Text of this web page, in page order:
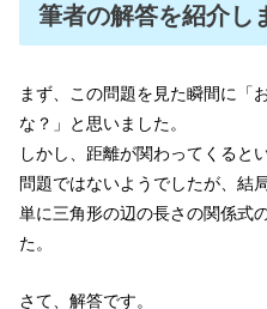
筆者の解答を紹介し
まず、この問題を見た瞬間に「
な？」と思いました。
しかし、距離が関わってくると
問題ではないようでしたが、結
単に三角形の辺の長さの関係式
た。
さて、解答です。